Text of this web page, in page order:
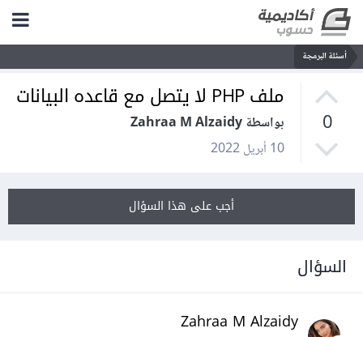
أسئلة البرمجة
0
ملف PHP لا يتصل مع قاعده البيانات
بواسطة Zahraa M Alzaidy
10 أبريل 2022
أجب على هذا السؤال
السؤال
Zahraa M Alzaidy